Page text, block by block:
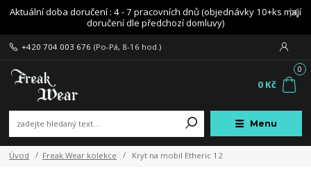
Aktuální doba doručení : 4 - 7 pracovních dnů (objednávky 10+ks mají
doručení dle předchozí domluvy)
Menu
+420 704 003 676 (Po-Pá, 8-16 hod.)
0
0 Kč
Úvod Freak Wear kolekce Kryt na mobil Etheric 12